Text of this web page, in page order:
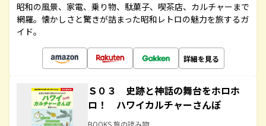
昭和の風景、家電、乗り物、駄菓子、喫茶店、カルチャーまで
網羅。懐かしさと驚きが詰まった昭和レトロの魅力を旅するガ
イド。
詳細を見る
Ｓ０３ 史跡と神話の舞台をホロホ
ロ！ ハワイカルチャーさんぽ
BOOKS 旅の読み物